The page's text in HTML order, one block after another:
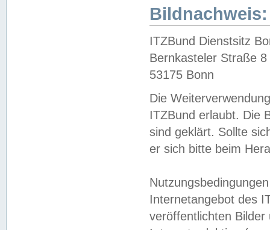
Bildnachweis:
ITZBund Dienstsitz
Bernkasteler Straße 8
53175 Bonn
Die
ITZBund erlaubt. Die
sind geklärt. Sollte
er sich bitte beim
Internetangebot des
veröffentlichten